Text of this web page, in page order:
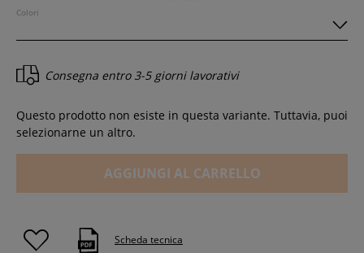
Colori
Consegna entro 3-5 giorni lavorativi
Questo prodotto non esiste in questa variante. Tuttavia, puoi
selezionarne un altro.
AGGIUNGI AL CARRELLO
Scheda tecnica